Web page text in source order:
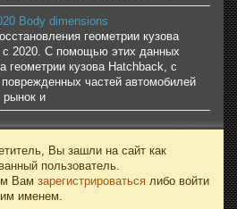
Body dimensions
геометрии кузова
с 2020. С помощью этих данных
геометрии кузова Hatchback, с
частей автомобилей
рынок и
Вы зашли на сайт как
пользователь.
Вам зарегистрироваться либо войти
именем.